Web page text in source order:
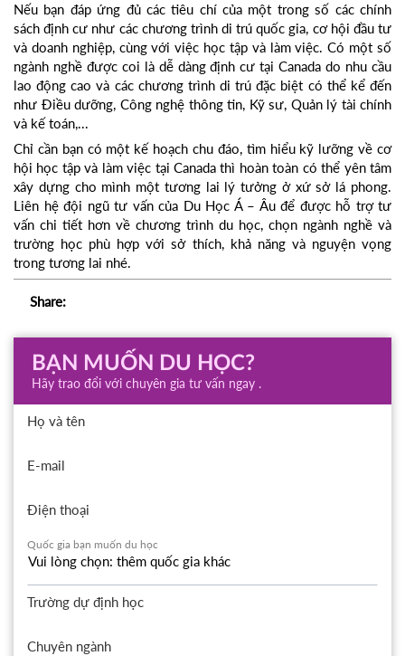
Nếu bạn đáp ứng đủ các tiêu chí của một trong số các chính
sách định cư như các chương trình di trú quốc gia, cơ hội đầu tư
và doanh nghiệp, cùng với việc học tập và làm việc. Có một số
ngành nghề được coi là dễ dàng định cư tại Canada do nhu cầu
lao động cao và các chương trình di trú đặc biệt có thể kể đến
như Điều dưỡng, Công nghệ thông tin, Kỹ sư, Quản lý tài chính
và kế toán,...
Chỉ cần bạn có một kế hoạch chu đáo, tìm hiểu kỹ lưỡng về cơ
hội học tập và làm việc tại Canada thì hoàn toàn có thể yên tâm
xây dựng cho mình một tương lai lý tưởng ở xứ sở lá phong.
Liên hệ đội ngũ tư vấn của Du Học Á – Âu để được hỗ trợ tư
vấn chi tiết hơn về chương trình du học, chọn ngành nghề và
trường học phù hợp với sở thích, khả năng và nguyện vọng
trong tương lai nhé.
Share:
BẠN MUỐN DU HỌC?
Hãy trao đổi với chuyên gia tư vấn ngay .
Họ và tên
E-mail
Điện thoại
Quốc gia bạn muốn du học
Trường dự định học
Chuyên ngành